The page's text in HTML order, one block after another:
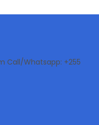
Call/Whatsapp: +255